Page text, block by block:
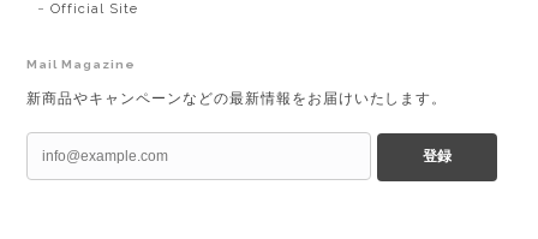
Official Site
Mail Magazine
新商品やキャンペーンなどの最新情報をお届けいたします。
登録